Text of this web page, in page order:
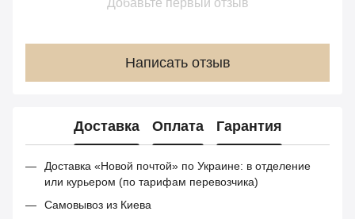
Добавьте первый отзыв
Написать отзыв
Доставка Оплата Гарантия
Доставка «Новой почтой» по Украине: в отделение
или курьером (по тарифам перевозчика)
Самовывоз из Киева